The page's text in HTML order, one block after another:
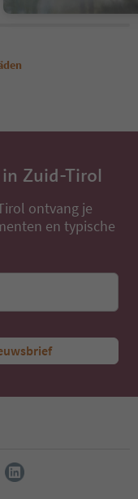
Zuid-Tirol
ontvang je
en typische